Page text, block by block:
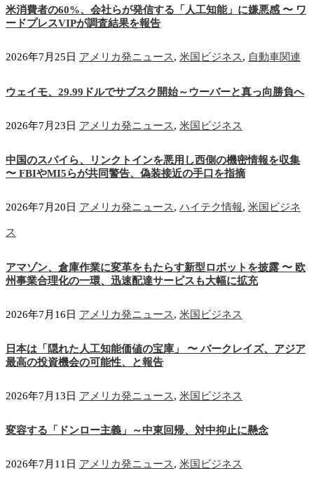
米消費者の60%、会社らが発信する「人工知能」に嫌悪感 〜 ワ
ードプレスVIPが調査結果を報告
2026年7月25日 アメリカ発ニュース, 米国ビジネス, 自動車関連
ウェイモ、29.99ドルでサブスク開始～ウーバーと真っ向勝負へ
2026年7月23日 アメリカ発ニュース, 米国ビジネス
中国のスパイら、リンクトインを悪用し西側の機密情報を収集
〜 FBIやMI5らが共同警告、偽装接近の手口を指摘
2026年7月20日 アメリカ発ニュース, ハイテク情報, 米国ビジネ
ス
アマゾン、倉庫作業に変革をもたらす新型ロボットを披露 〜 欧
州事業合理化の一環、迅速配達サービスも大幅に拡充
2026年7月16日 アメリカ発ニュース, 米国ビジネス
日本は「隠れた人工知能価値の宝庫」 〜 バークレイズ、アジア
最高の投資機会の可能性、と報告
2026年7月13日 アメリカ発ニュース, 米国ビジネス
変容する「ドンロー主義」～中東回帰、対中抑止に懸念
2026年7月11日 アメリカ発ニュース, 米国ビジネス